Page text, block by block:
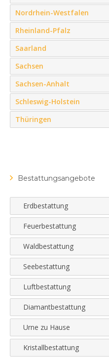
Nordrhein-Westfalen
Rheinland-Pfalz
Saarland
Sachsen
Sachsen-Anhalt
Schleswig-Holstein
Thüringen
Bestattungsangebote
Erdbestattung
Feuerbestattung
Waldbestattung
Seebestattung
Luftbestattung
Diamantbestattung
Urne zu Hause
Kristallbestattung